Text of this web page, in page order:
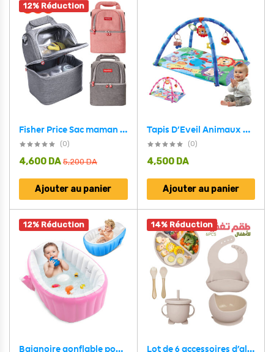
12% Réduction
Fisher Price Sac maman avec Plusieurs Compartiments – حقيبة الرضيع
(0)
5,200DA
4,600 DA
Ajouter au panier
Tapis D’Eveil Animaux pour Bébé avec Miroir – بساط الألعاب لرضيع
(0)
4,500 DA
Ajouter au panier
12% Réduction
Baignoire gonflable pour bébé antidérapante avec poche latéral – حوض الاستحمام قابل للنفخ للأطفال
14% Réduction
Lot de 6 accessoires d’alimentation en silicone pour bébé – طقم تغذية للأطفال